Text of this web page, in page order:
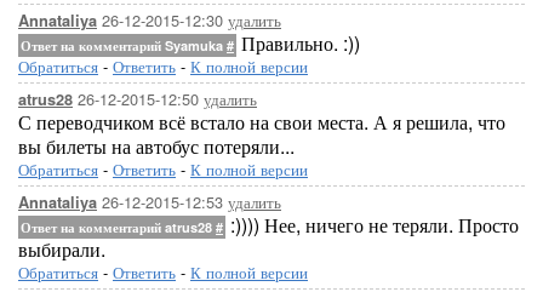
Annataliya 26-12-2015-12:30 удалить
Ответ на комментарий Syamuka # Правильно. :))
Обратиться - Ответить - К полной версии
atrus28 26-12-2015-12:50 удалить
С переводчиком всё встало на свои места. А я решила, что
вы билеты на автобус потеряли...
Обратиться - Ответить - К полной версии
Annataliya 26-12-2015-12:53 удалить
Ответ на комментарий atrus28 # :)))) Нее, ничего не теряли. Просто
выбирали.
Обратиться - Ответить - К полной версии